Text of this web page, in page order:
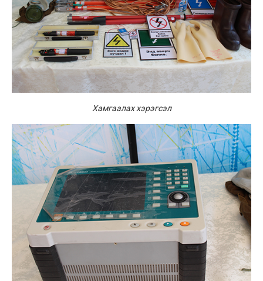
Хамгаалах хэрэгсэл